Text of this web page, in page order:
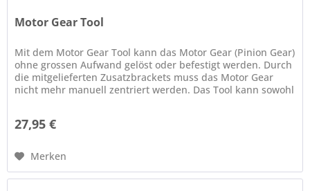
Motor Gear Tool
Mit dem Motor Gear Tool kann das Motor Gear (Pinion Gear)
ohne grossen Aufwand gelöst oder befestigt werden. Durch
die mitgelieferten Zusatzbrackets muss das Motor Gear
nicht mehr manuell zentriert werden. Das Tool kann sowohl
27,95 €
Merken